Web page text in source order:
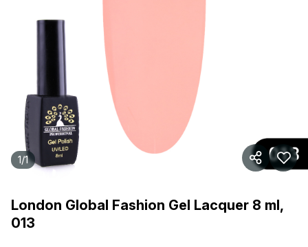
1/1
London Global Fashion Gel Lacquer 8 ml,
013